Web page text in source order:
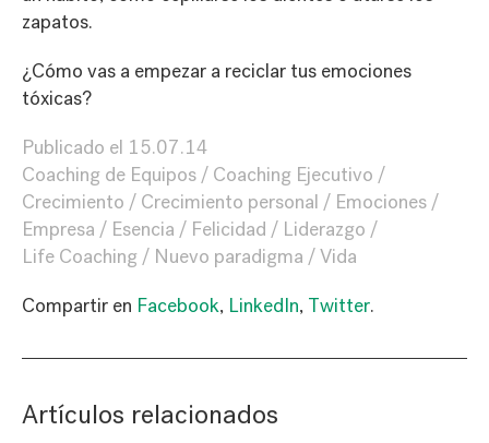
zapatos.
¿Cómo vas a empezar a reciclar tus emociones
tóxicas?
Publicado el 15.07.14
Coaching de Equipos
Coaching Ejecutivo
Crecimiento
Crecimiento personal
Emociones
Empresa
Esencia Felicidad
Liderazgo
Life Coaching
Nuevo paradigma Vida
Compartir en Facebook, LinkedIn, Twitter.
Artículos relacionados